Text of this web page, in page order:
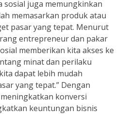
sosial juga memungkinkan
memasarkan produk atau
pasar yang tepat. Menurut
entrepreneur dan pakar
memberikan kita akses ke
minat dan perilaku
dapat lebih mudah
yang tepat.” Dengan
konversi
keuntungan bisnis